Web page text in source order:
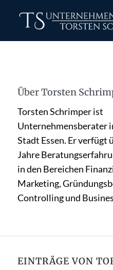
ÜberTorsten
Torsten Schrimper ist
Unternehmensberater
Stadt Essen. Er verfügt
Jahre
in den Bereichen
Marketing,
Controlling und
EINTRÄGE VON